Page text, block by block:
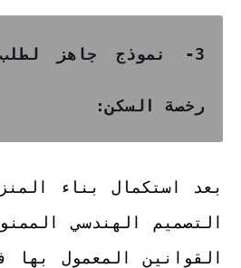
3- نموذج جاهز
رخصة السكن:
بعد استكمال بناء
التصميم الهندسي
القوانين المعمول بها